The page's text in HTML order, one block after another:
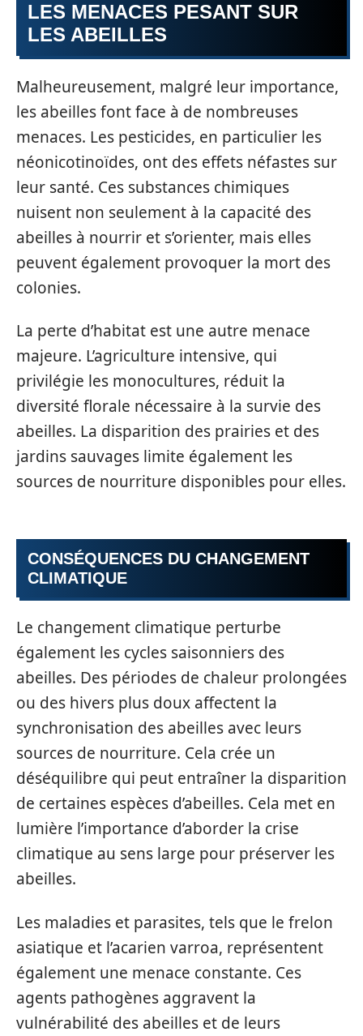
LES MENACES PESANT SUR
LES ABEILLES
Malheureusement, malgré leur importance,
les abeilles font face à de nombreuses
menaces. Les pesticides, en particulier les
néonicotinoïdes, ont des effets néfastes sur
leur santé. Ces substances chimiques
nuisent non seulement à la capacité des
abeilles à nourrir et s’orienter, mais elles
peuvent également provoquer la mort des
colonies.
La perte d’habitat est une autre menace
majeure. L’agriculture intensive, qui
privilégie les monocultures, réduit la
diversité florale nécessaire à la survie des
abeilles. La disparition des prairies et des
jardins sauvages limite également les
sources de nourriture disponibles pour elles.
CONSÉQUENCES DU CHANGEMENT
CLIMATIQUE
Le changement climatique perturbe
également les cycles saisonniers des
abeilles. Des périodes de chaleur prolongées
ou des hivers plus doux affectent la
synchronisation des abeilles avec leurs
sources de nourriture. Cela crée un
déséquilibre qui peut entraîner la disparition
de certaines espèces d’abeilles. Cela met en
lumière l’importance d’aborder la crise
climatique au sens large pour préserver les
abeilles.
Les maladies et parasites, tels que le frelon
asiatique et l’acarien varroa, représentent
également une menace constante. Ces
agents pathogènes aggravent la
vulnérabilité des abeilles et de leurs